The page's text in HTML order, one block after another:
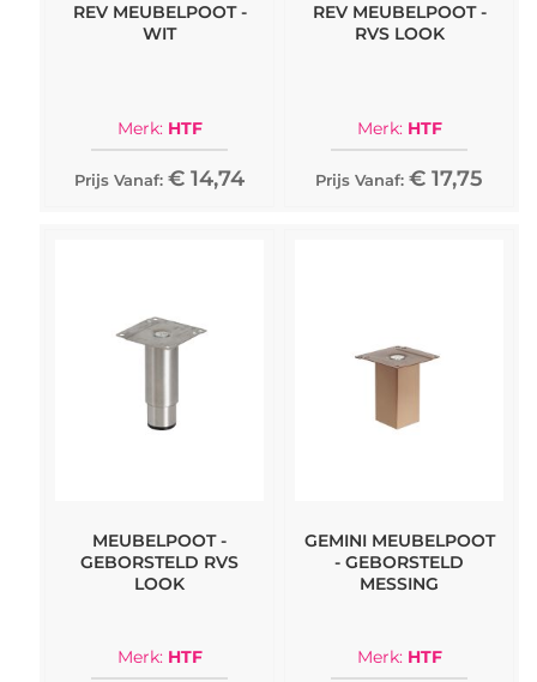
REV MEUBELPOOT -
WIT
Merk: HTF
Prijs Vanaf: € 14,74
REV MEUBELPOOT -
RVS LOOK
Merk: HTF
Prijs Vanaf: € 17,75
MEUBELPOOT -
GEBORSTELD RVS
LOOK
Merk: HTF
GEMINI MEUBELPOOT
- GEBORSTELD
MESSING
Merk: HTF